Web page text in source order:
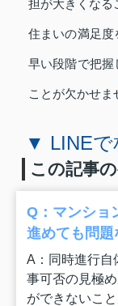
担が大きくなる
住まいの満足度
早い段階で把握
ことが欠かせま
▼ LINEで
この記事
Q：マンショ
進めても問題
A：同時進行自
事可否の見極
ができないこ